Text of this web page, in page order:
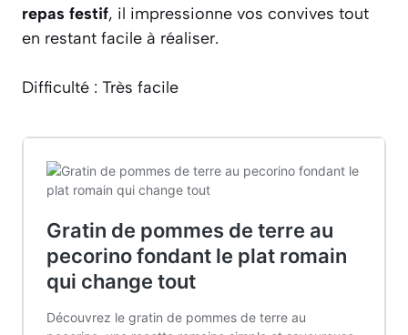
repas festif, il impressionne vos convives tout
en restant facile à réaliser.
Difficulté : Très facile